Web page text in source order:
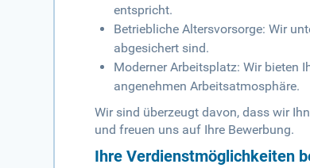
entspricht.
Betriebliche Altersvorsorge: Wir
abgesichert sind.
Moderner Arbeitsplatz: Wir bieten
angenehmen Arbeitsatmosphäre.
Wir sind überzeugt davon, dass wir
und freuen uns auf Ihre Bewerbung.
Ihre Verdienstmöglichkeiten